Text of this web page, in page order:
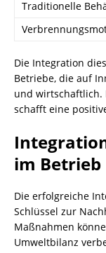
Traditionelle
Die Integration
Betriebe, die auf
und wirtschaftlich.
schafft eine
im Betrieb
Die erfolgreiche
Schlüssel zur
Maßnahmen
Umweltbilanz